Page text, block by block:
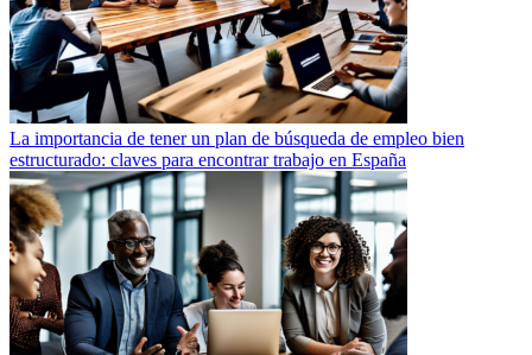
La importancia de tener un plan de búsqueda de empleo bien
estructurado: claves para encontrar trabajo en España